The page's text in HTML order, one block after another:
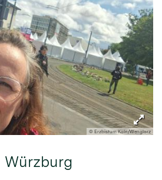
© Erzbistum Köln/Wenglorz
Würzburg